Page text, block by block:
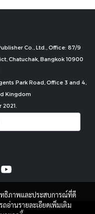
Co., Ltd., Office: 87/9
Chatuchak, Bangkok 10900
Park Road, Office 3 and 4,
Kingdom
ทธิภาพและประสบการณ์ที่ดี
อ่านรายละเอียดเพิ่มเติม